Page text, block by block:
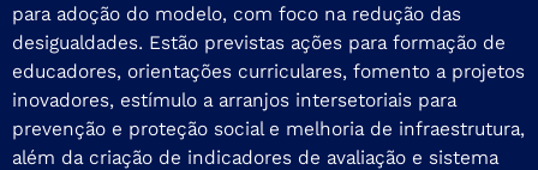
para adoção do modelo, com foco na redução das
desigualdades. Estão previstas ações para formação de
educadores, orientações curriculares, fomento a projetos
inovadores, estímulo a arranjos intersetoriais para
prevenção e proteção social e melhoria de infraestrutura,
além da criação de indicadores de avaliação e sistema